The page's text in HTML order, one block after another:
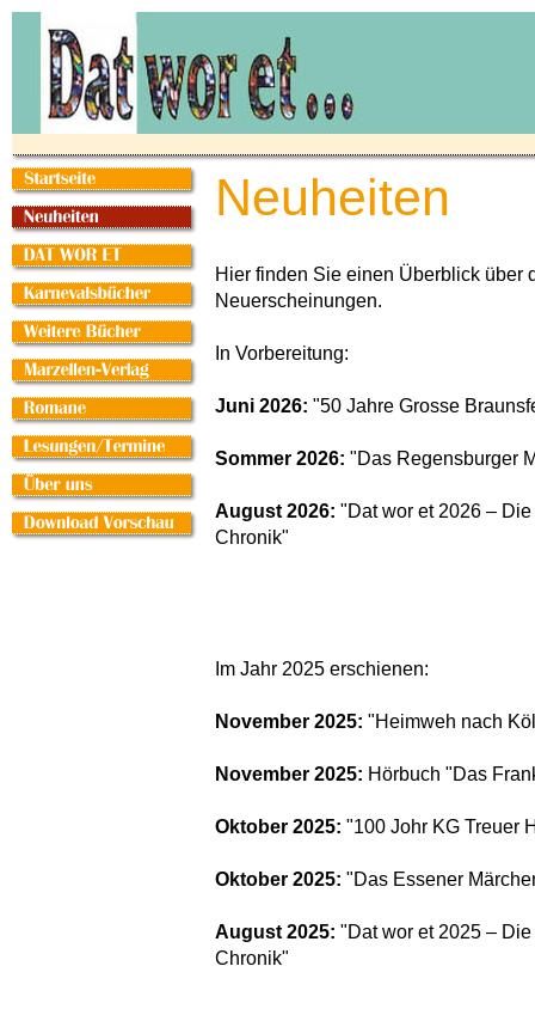
Neuheiten
Hier finden Sie einen Überblick über
Neuerscheinungen.
In Vorbereitung:
Juni 2026: "50 Jahre Grosse
Sommer 2026: "Das Regensburger
August 2026: "Dat wor et 2026 –
Chronik"
Im Jahr 2025 erschienen:
November 2025: "Heimweh nach
November 2025: Hörbuch "Das
Oktober 2025: "100 Johr KG Treuer
Oktober 2025: "Das Essener
August 2025: "Dat wor et 2025 –
Chronik"